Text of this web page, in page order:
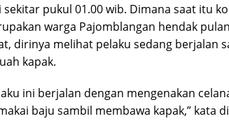
sekitar pukul 01.00 wib. Dimana saat itu
warga Pajomblangan hendak
dirinya melihat pelaku sedang berjalan
kapak.
ini berjalan dengan mengenakan
baju sambil membawa kapak,” kata